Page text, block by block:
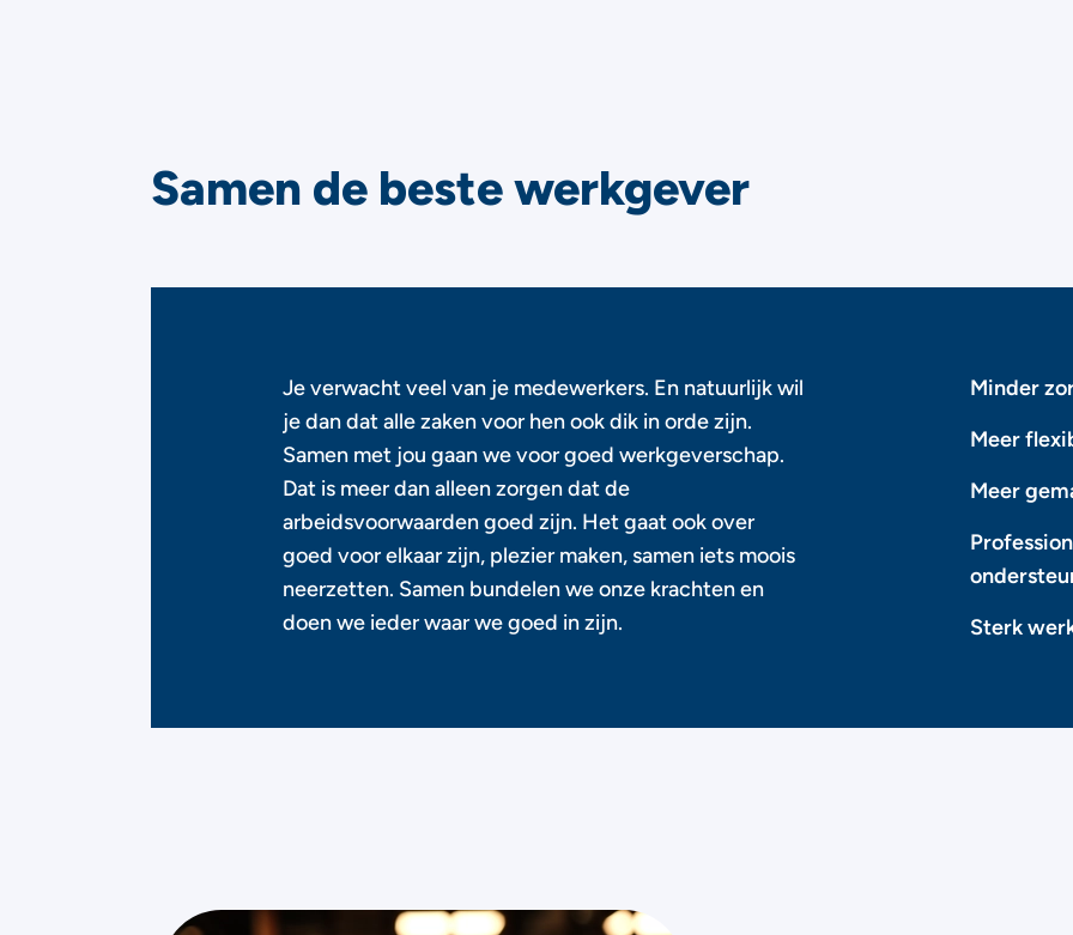
Samen de beste werkgever
Je verwacht veel van je medewerkers. En natuurlijk wil
je dan dat alle zaken voor hen ook dik in orde zijn.
Samen met jou gaan we voor goed werkgeverschap.
Dat is meer dan alleen zorgen dat de
arbeidsvoorwaarden goed zijn. Het gaat ook over
goed voor elkaar zijn, plezier maken, samen iets moois
neerzetten. Samen bundelen we onze krachten en
doen we ieder waar we goed in zijn.
Minder
Meer
Meer
Sterk